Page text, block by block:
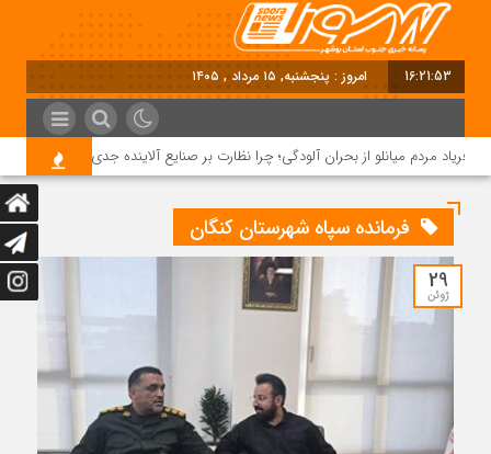
16:21:54 امروز : پنجشنبه, ۱۵ مرداد , ۱۴۰۵
فریاد مردم میانلو از بحران آلودگی؛ چرا نظارت بر صنایع آلاینده جدی نیست؟
فرمانده سپاه شهرستان کنگان
29
ژوئن